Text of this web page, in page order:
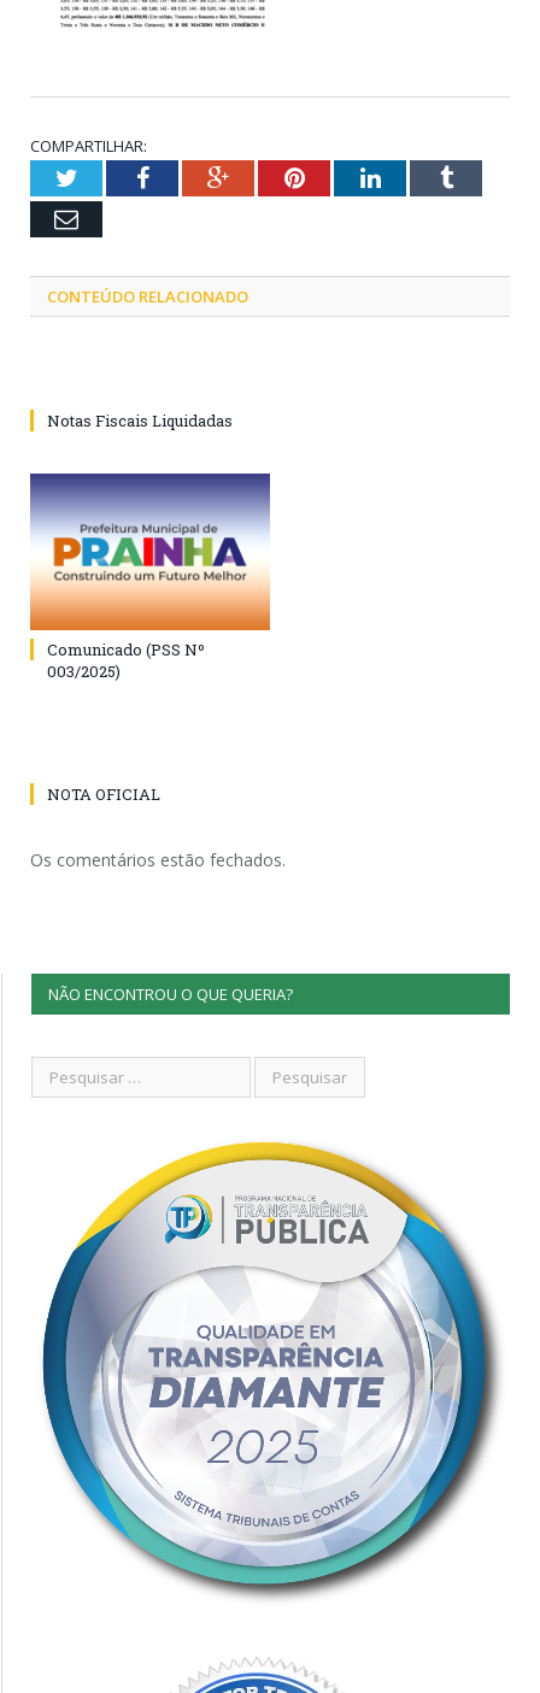
COMPARTILHAR:
TwitterFacebookGoogle+PinterestLinkedInTumblr
Email
CONTEÚDO RELACIONADO
Notas Fiscais Liquidadas
Comunicado (PSS Nº
003/2025)
NOTA OFICIAL
Os comentários estão fechados.
NÃO ENCONTROU O QUE QUERIA?